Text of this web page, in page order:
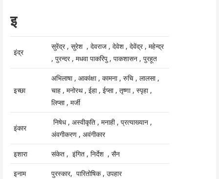
इ
इंद्र
सुरेंद्र , सुरेश , देवराज , देवेश , देवेंद्र , महेन्द्र
, पुरन्दर , मधवा पाकरिपु , पाकशासन , पुरहूत
इच्छा
अभिलाषा , आकांक्षा , कामना , रुचि , लालसा ,
चाह , मनोरथ , ईहा , ईप्सा , तृष्णा , स्पृहा ,
लिप्सा , मर्जी
इंकार
निषेध , अस्वीकृति , मनाही , प्रत्याख्यान ,
अंवगीकरण , अवंगीकार
इशारा संकेत , इंगित , निर्देश , सैन
इनाम पुरस्कार, पारितोषिक , उपहार